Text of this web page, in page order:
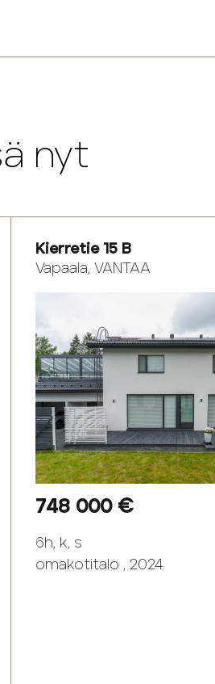
nyt
Kierretie 15 B
Vapaala, VANTAA
748 000 €
6h, k, s
omakotitalo , 2024